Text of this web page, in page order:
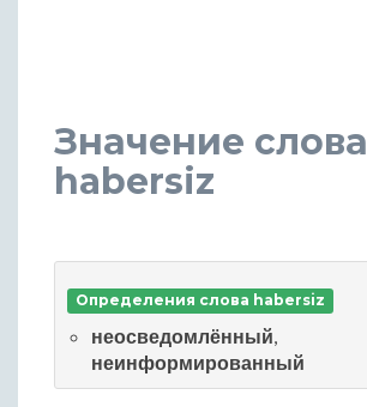
Значение слова
habersiz
Определения слова habersiz
неосведомлённый,
неинформированный